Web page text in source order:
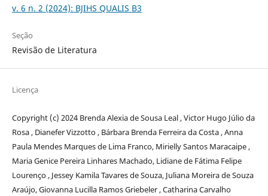
v. 6 n. 2 (2024): BJIHS QUALIS B3
Seção
Revisão de Literatura
Licença
Copyright (c) 2024 Brenda Alexia de Sousa Leal , Victor Hugo Júlio da
Rosa , Dianefer Vizzotto , Bárbara Brenda Ferreira da Costa , Anna
Paula Mendes Marques de Lima Franco, Mirielly Santos Maracaipe ,
Maria Genice Pereira Linhares Machado, Lidiane de Fátima Felipe
Lourenço , Jessey Kamila Tavares de Souza, Juliana Moreira de Souza
Araújo, Giovanna Lucilla Ramos Griebeler , Catharina Carvalho